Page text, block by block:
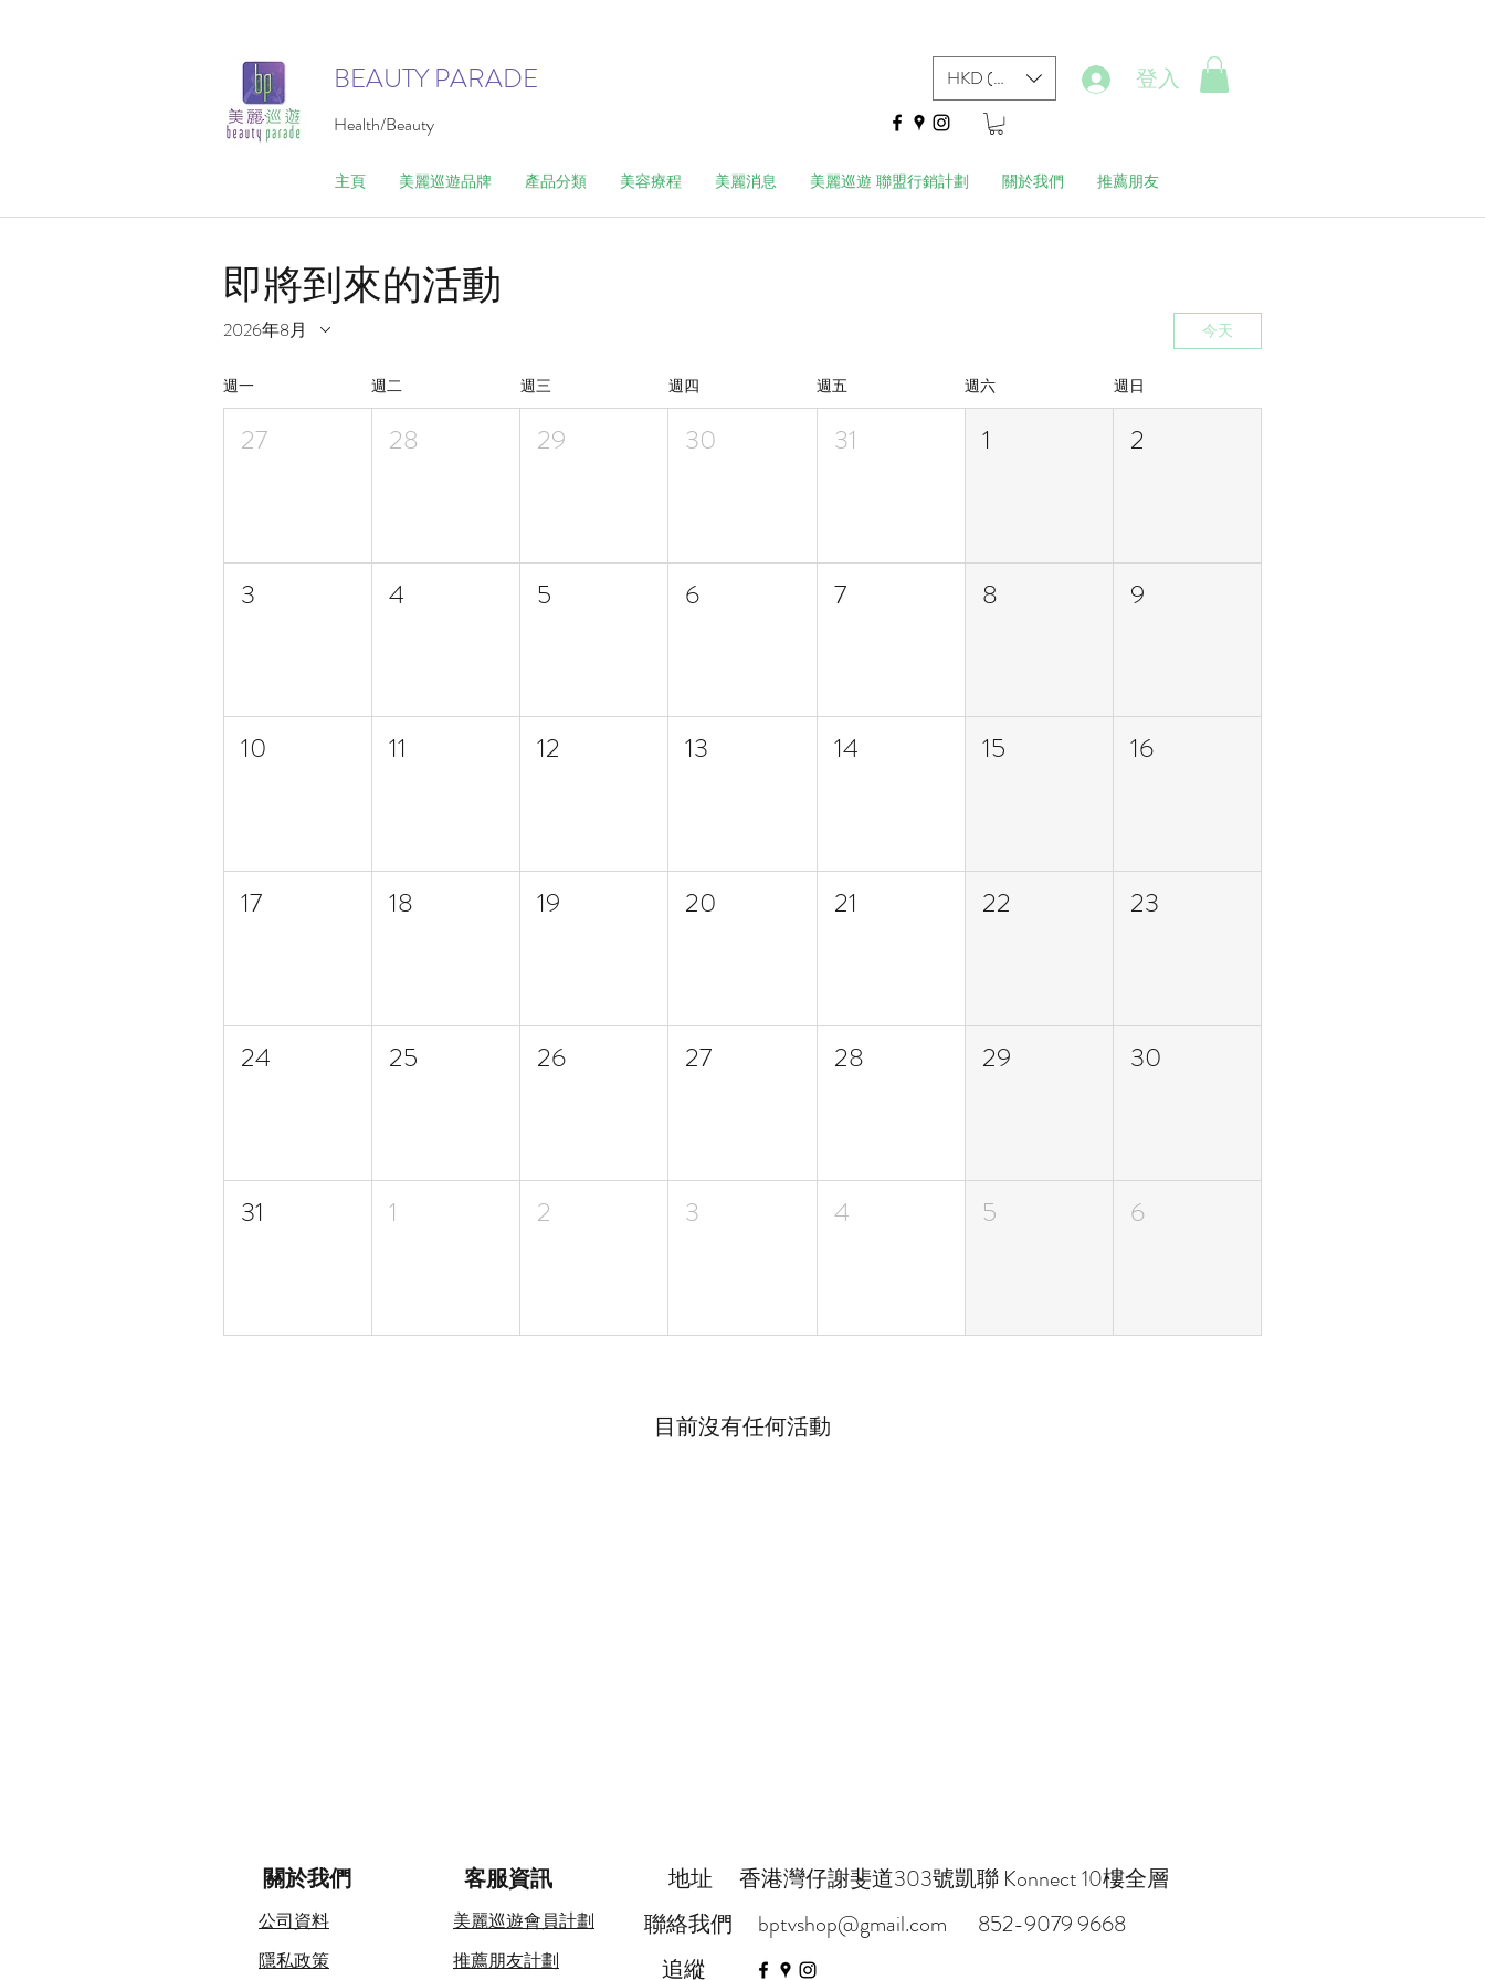
BEAUTY PARADE
Health/Beauty
HKD (HK$) 登入
主頁 美麗巡遊品牌 產品分類 美容療程 美麗消息 美麗巡遊 聯盟行銷計劃 關於我們 推薦朋友
目前沒有任何活動
即將到來的活動
2026年8月 今天
週一 週二 週三 週四 週五 週六 週日
27 28 29 30 31 1 2
3 4 5 6 7 8 9
10 11 12 13 14 15 16
17 18 19 20 21 22 23
24 25 26 27 28 29 30
31 1 2 3 4 5 6
關於我們
公司資料
隱私政策
客服資訊
美麗巡遊會員計劃
​推薦朋友計劃
地址
聯絡我們
追縱
香港灣仔謝斐道303號凱聯 Konnect 10樓全層
bptvshop@gmail.com
852-9079 9668